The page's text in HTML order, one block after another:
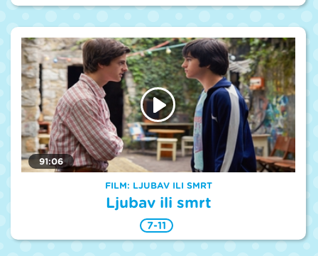
91:06
FILM: LJUBAV ILI SMRT
Ljubav ili smrt
7-11